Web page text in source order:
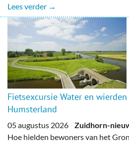
Lees verder →
Fietsexcursie Water en
Humsterland
05 augustus 2026 Zuidhorn-
Hoe hielden bewoners van het